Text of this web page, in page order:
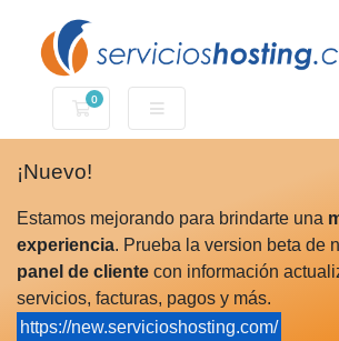
0
Carro de Pedidos
¡Nuevo!
Estamos mejorando para brindarte una
experiencia. Prueba la version beta de
panel de cliente con información
servicios, facturas, pagos y más.
https://new.servicioshosting.com/